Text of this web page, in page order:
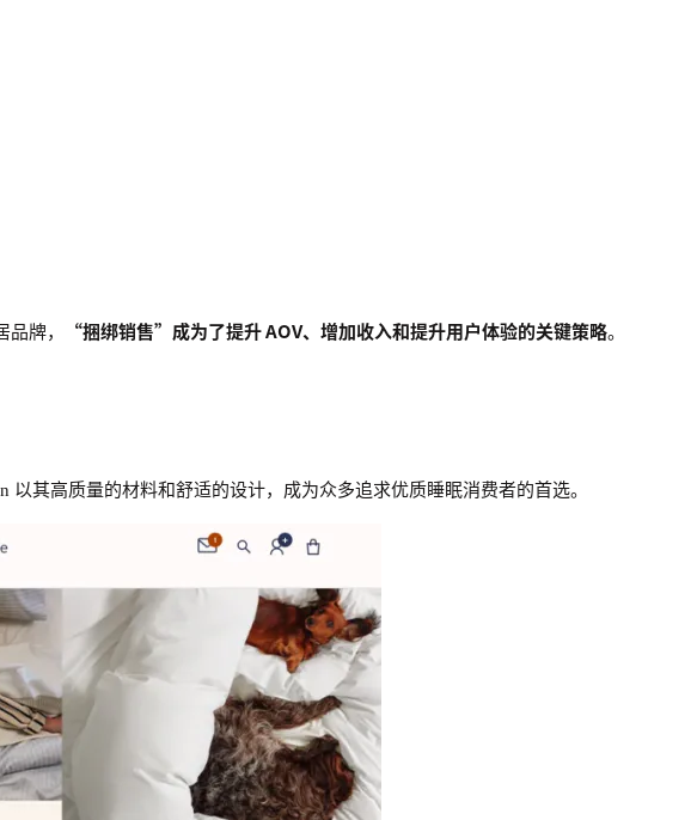
牌， “捆绑销售” 成为了提升 AOV、增加收入和提升用户体验的关键策略。
其高质量的材料和舒适的设计，成为众多追求优质睡眠消费者的首选。